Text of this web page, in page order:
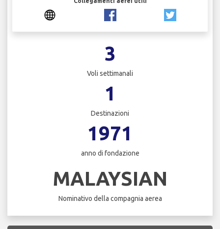
3
Voli settimanali
1
Destinazioni
1971
anno di fondazione
MALAYSIAN
Nominativo della compagnia aerea